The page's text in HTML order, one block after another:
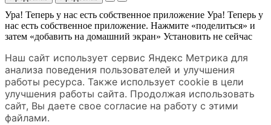
Ура! Теперь у нас есть собственное приложение Ура! Теперь у
нас есть собственное приложение. Нажмите «поделиться» и
затем «добавить на домашний экран» Установить не сейчас
Наш сайт использует сервис Яндекс Метрика для
анализа поведения пользователей и улучшения
работы ресурса. Также использует cookie в цели
улучшения работы сайта. Продолжая использовать
сайт, Вы даете свое согласие на работу с этими
файлами.